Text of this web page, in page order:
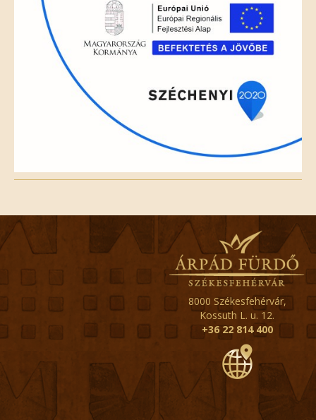
8000 Székesfehérvár,
Kossuth L. u. 12.
+36 22 814 400